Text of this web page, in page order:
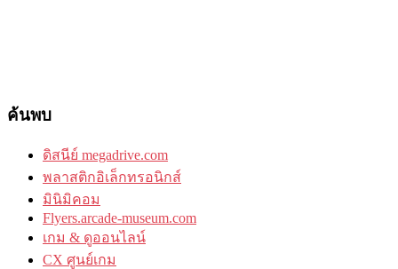
ค้นพบ
ดิสนีย์ megadrive.com
พลาสติกอิเล็กทรอนิกส์
มินิมิคอม
Flyers.arcade-museum.com
เกม & ดูออนไลน์
CX ศูนย์เกม